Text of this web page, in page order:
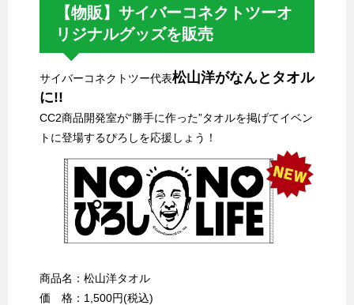
【物販】サイバーコネクトツーオ
リジナルグッズを販売
サイバーコネクトツー代表松山洋がなんとタオル
に!!
CC2商品開発室が“勝手に作った”タオルを掲げてイベン
トに登場するぴろしを応援しょう！
商品名：松山洋タオル
価 格：1,500円(税込)